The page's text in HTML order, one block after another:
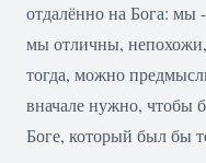
отдалённо на Бога: мы
мы отличны,
тогда, можно
вначале нужно, чтобы
Боге, который был бы